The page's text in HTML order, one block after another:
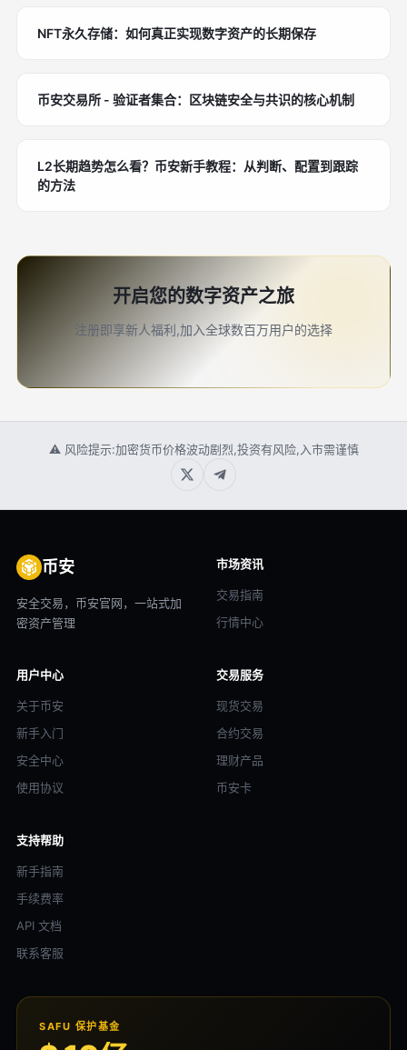
NFT永久存储：如何真正实现数字资产的长期保存
币安交易所 - 验证者集合：区块链安全与共识的核心机制
L2长期趋势怎么看？币安新手教程：从判断、配置到跟踪
的方法
开启您的数字资产之旅
注册即享新人福利,加入全球数百万用户的选择
⚠ 风险提示:加密货币价格波动剧烈,投资有风险,入市需谨慎
币安
安全交易，币安官网，一站式加
密资产管理
市场资讯
交易指南
行情中心
用户中心
关于币安
新手入门
安全中心
使用协议
交易服务
现货交易
合约交易
理财产品
币安卡
支持帮助
新手指南
手续费率
API 文档
联系客服
SAFU 保护基金